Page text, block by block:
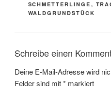
SCHMETTERLINGE ,
WALDGRUNDSTÜCK
Schreibe einen
Deine E-Mail-Adresse wird
Felder sind mit* markiert